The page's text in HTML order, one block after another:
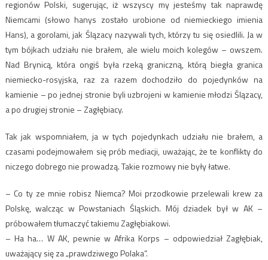
regionów Polski, sugerując, iż wszyscy my jesteśmy tak naprawdę
Niemcami (słowo hanys zostało urobione od niemieckiego imienia
Hans), a gorolami, jak Ślązacy nazywali tych, którzy tu się osiedlili. Ja w
tym bójkach udziału nie brałem, ale wielu moich kolegów – owszem.
Nad Brynicą, która ongiś była rzeką graniczną, którą biegła granica
niemiecko-rosyjska, raz za razem dochodziło do pojedynków na
kamienie – po jednej stronie byli uzbrojeni w kamienie młodzi Ślązacy,
a po drugiej stronie – Zagłębiacy.
Tak jak wspomniałem, ja w tych pojedynkach udziału nie brałem, a
czasami podejmowałem się prób mediacji, uważając, że te konflikty do
niczego dobrego nie prowadzą. Takie rozmowy nie były łatwe.
– Co ty ze mnie robisz Niemca? Moi przodkowie przelewali krew za
Polskę, walcząc w Powstaniach Śląskich. Mój dziadek był w AK –
próbowałem tłumaczyć takiemu Zagłębiakowi.
– Ha ha… W AK, pewnie w Afrika Korps – odpowiedział Zagłębiak,
uważający się za „prawdziwego Polaka”.